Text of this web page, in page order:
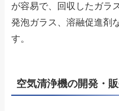
が容易で、回収したガラ
発泡ガラス、溶融促進剤
す。
空気清浄機の開発・